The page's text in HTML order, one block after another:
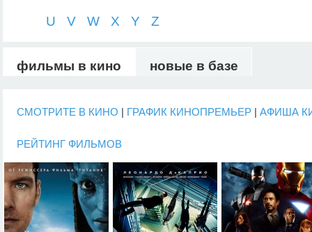
U
V W X Y Z
фильмы в кино
СМОТРИТЕ В КИНО ГРАФИК КИНОПРЕМЬЕР АФИША
РЕЙТИНГ ФИЛЬМОВ
новые в базе